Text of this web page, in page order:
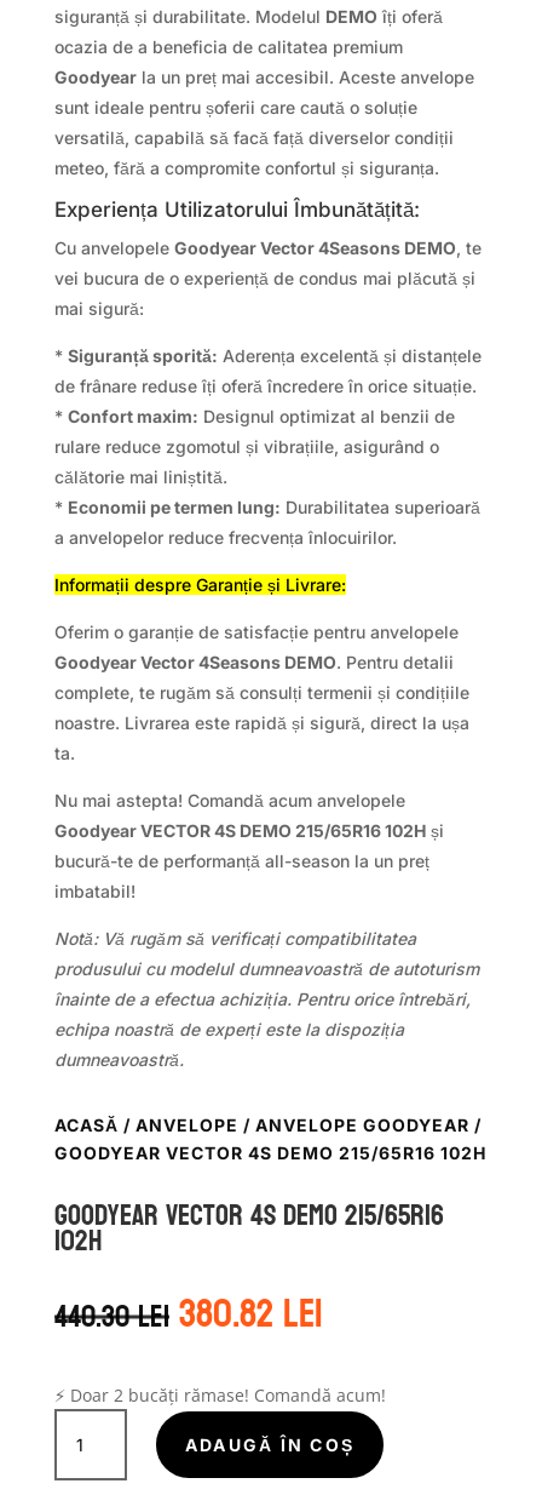
siguranță și durabilitate. Modelul DEMO îți oferă
ocazia de a beneficia de calitatea premium
Goodyearla un preț mai accesibil. Aceste anvelope
sunt ideale pentru șoferii care caută o soluție
versatilă, capabilă să facă față diverselor condiții
meteo, fără a compromite confortul și siguranța.
Experiența Utilizatorului Îmbunătățită:
Cu anvelopele Goodyear Vector 4Seasons DEMO, te
vei bucura de o experiență de condus mai plăcută și
mai sigură:
* Siguranță sporită: Aderența excelentă și distanțele
de frânare reduse îți oferă încredere în orice situație.
* Confort maxim: Designul optimizat al benzii de
rulare reduce zgomotul și vibrațiile, asigurând o
călătorie mai liniștită.
* Economii pe termen lung: Durabilitatea superioară
a anvelopelor reduce frecvența înlocuirilor.
Informații despre Garanție și Livrare:
Oferim o garanție de satisfacție pentru anvelopele
Goodyear Vector 4Seasons DEMO. Pentru detalii
complete, te rugăm să consulți termenii și condițiile
noastre. Livrarea este rapidă și sigură, direct la ușa
ta.
Nu mai astepta! Comandă acum anvelopele
Goodyear VECTOR 4S DEMO 215/65R16 102Hși
bucură-te de performanță all-season la un preț
imbatabil!
Notă: Vă rugăm să verificați compatibilitatea
produsului cu modelul dumneavoastră de autoturism
înainte de a efectua achiziția. Pentru orice întrebări,
echipa noastră de experți este la dispoziția
dumneavoastră.
ACASĂ / ANVELOPE / ANVELOPE GOODYEAR /
GOODYEAR VECTOR 4S DEMO 215/65R16 102H
Goodyear VECTOR 4S DEMO 215/65R16
102H
440.30leiPrețul
inițial
fost:
440.30 lei.
380.82leiPrețul
curent
380.82 lei.
⚡ Doar 2 bucăți rămase! Comandă acum!
Cantitate
Goodyear
VECTOR
ADAUGĂ ÎN COȘ